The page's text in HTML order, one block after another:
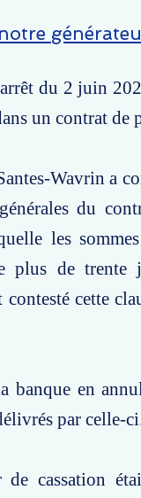
du 2 juin
un contrat
Wavrin a
du
les
plus de trente
cette
banque en
par celle-
cassation